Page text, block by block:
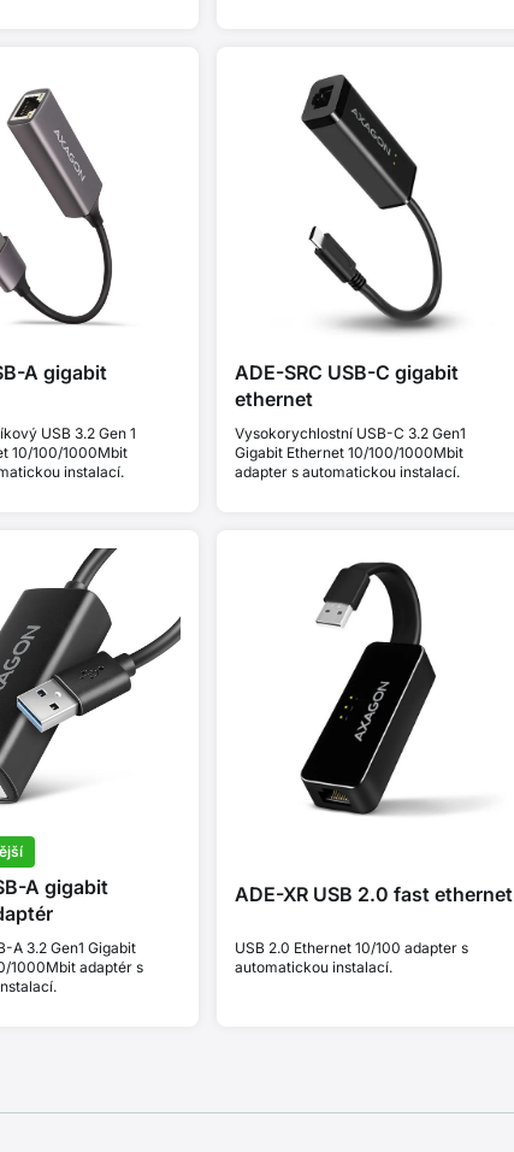
A gigabit
USB 3.2 Gen 1
10/100/1000Mbit
instalací.
ADE-SRC USB-C gigabit
ethernet
Vysokorychlostní USB-C 3.2 Gen1
Gigabit Ethernet 10/100/1000Mbit
adapter s automatickou instalací.
A gigabit
A 3.2 Gen1 Gigabit
1000Mbit adaptér s
ADE-XR USB 2.0 fast ethernet
USB 2.0 Ethernet 10/100 adapter s
automatickou instalací.